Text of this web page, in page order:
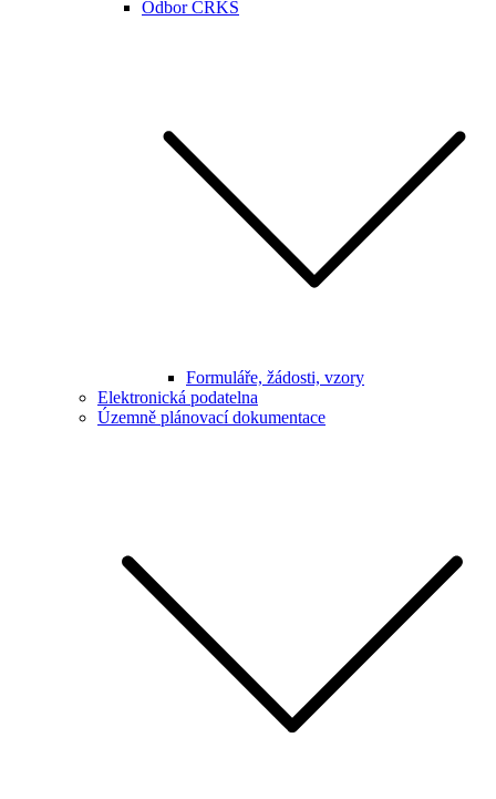
Odbor CRKS
Formuláře, žádosti, vzory
Elektronická podatelna
Územně plánovací dokumentace